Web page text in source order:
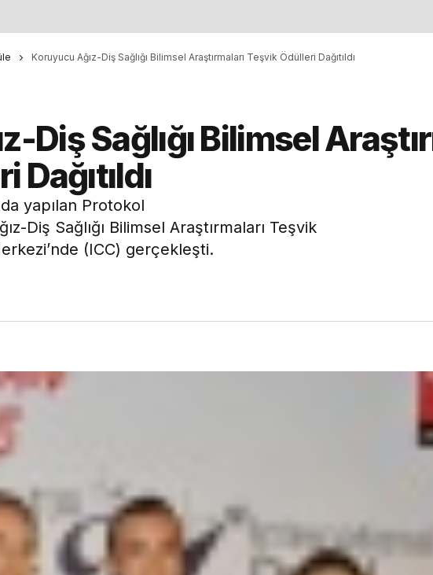
Koruyucu Ağız-Diş Sağlığı Bilimsel Araştırmaları Teşvik Ödülleri Dağıtıldı
Diş Sağlığı Bilimsel
yapılan Protokol
Diş Sağlığı Bilimsel Araştırmaları Teşvik
(ICC) gerçekleşti.